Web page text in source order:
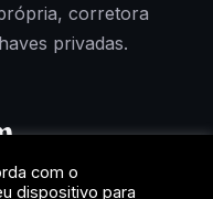
corretora
privadas.
de um
com o
dispositivo para